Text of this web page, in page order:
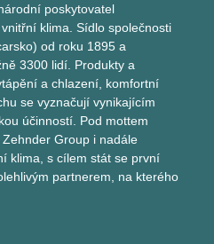
poskytovatel
klima. Sídlo společnosti
od roku 1895 a
3300 lidí. Produkty a
a chlazení, komfortní
se vyznačují vynikajícím
účinností. Pod mottem
Zehnder Group i nadále
klima, s cílem stát se první
partnerem, na kterého